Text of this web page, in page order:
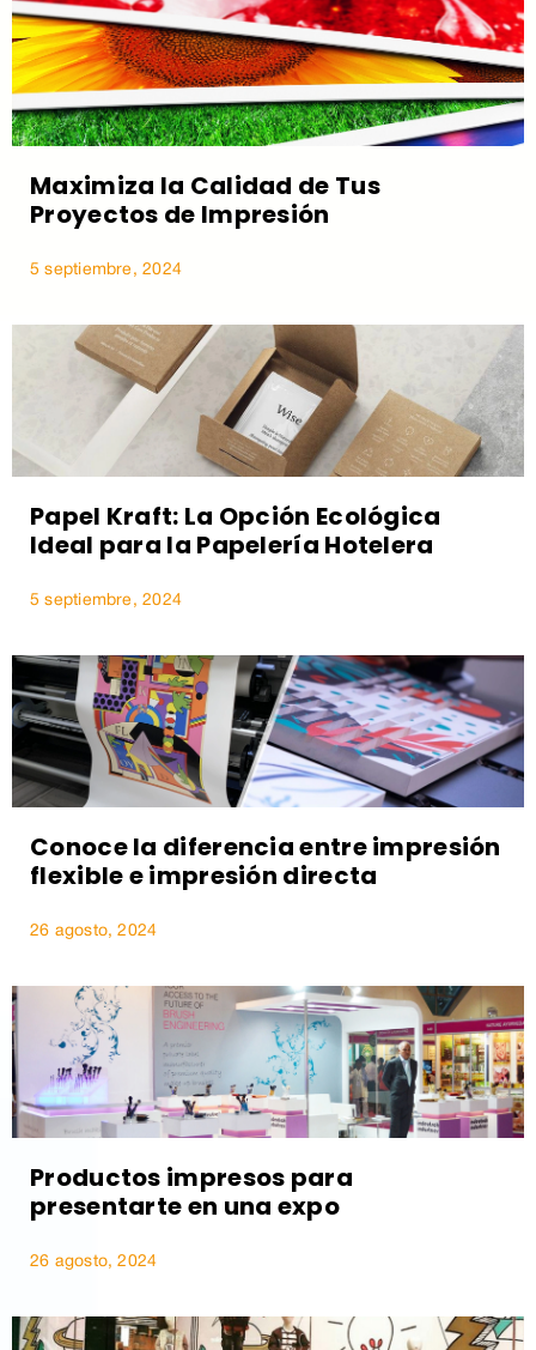
Maximiza la Calidad de Tus
Proyectos de Impresión
5 septiembre, 2024
Papel Kraft: La Opción Ecológica
Ideal para la Papelería Hotelera
5 septiembre, 2024
Conoce la diferencia entre impresión
flexible e impresión directa
26 agosto, 2024
Productos impresos para
presentarte en una expo
26 agosto, 2024